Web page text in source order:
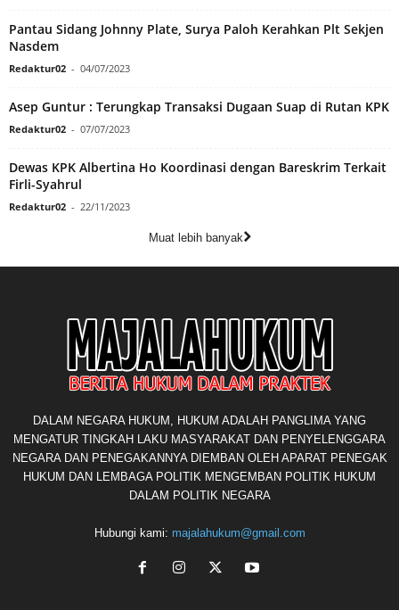
Pantau Sidang Johnny Plate, Surya Paloh Kerahkan Plt Sekjen
Nasdem
Redaktur02 - 04/07/2023
Asep Guntur : Terungkap Transaksi Dugaan Suap di Rutan KPK
Redaktur02 - 07/07/2023
Dewas KPK Albertina Ho Koordinasi dengan Bareskrim Terkait
Firli-Syahrul
Redaktur02 - 22/11/2023
Muat lebih banyak
DALAM NEGARA HUKUM, HUKUM ADALAH PANGLIMA YANG
MENGATUR TINGKAH LAKU MASYARAKAT DAN PENYELENGGARA
NEGARA DAN PENEGAKANNYA DIEMBAN OLEH APARAT PENEGAK
HUKUM DAN LEMBAGA POLITIK MENGEMBAN POLITIK HUKUM
DALAM POLITIK NEGARA
Hubungi kami: majalahukum@gmail.com